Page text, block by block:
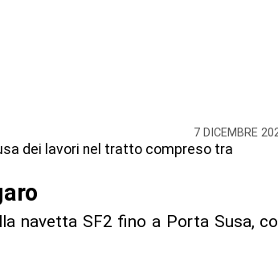
7 DICEMBRE
dei lavori nel tratto compreso tra
navetta SF2 fino a Porta Susa,